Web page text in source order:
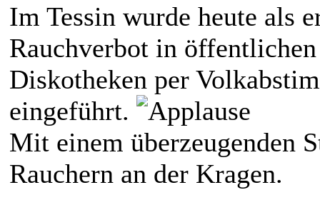
Im Tessin wurde heute als
Rauchverbot in
Diskotheken per
eingeführt.
Mit einem überzeugenden
Rauchern an der Kragen.